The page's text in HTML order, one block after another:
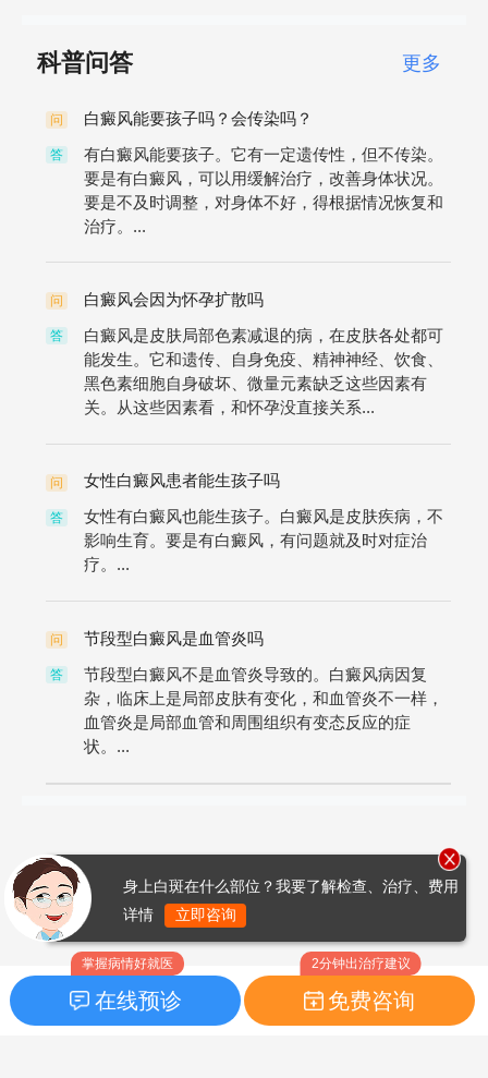
科普问答 更多
问 白癜风能要孩子吗？会传染吗？
答
有白癜风能要孩子。它有一定遗传性，但不传染。
要是有白癜风，可以用缓解治疗，改善身体状况。
要是不及时调整，对身体不好，得根据情况恢复和
治疗。...
问 白癜风会因为怀孕扩散吗
答
白癜风是皮肤局部色素减退的病，在皮肤各处都可
能发生。它和遗传、自身免疫、精神神经、饮食、
黑色素细胞自身破坏、微量元素缺乏这些因素有
关。从这些因素看，和怀孕没直接关系...
问 女性白癜风患者能生孩子吗
答
女性有白癜风也能生孩子。白癜风是皮肤疾病，不
影响生育。要是有白癜风，有问题就及时对症治
疗。...
问 节段型白癜风是血管炎吗
答
节段型白癜风不是血管炎导致的。白癜风病因复
杂，临床上是局部皮肤有变化，和血管炎不一样，
血管炎是局部血管和周围组织有变态反应的症
状。...
掌握病情好就医
在线预诊
2分钟出治疗建议
免费咨询
身上白斑在什么部位？我要了解检查、治疗、费用
详情
立即咨询